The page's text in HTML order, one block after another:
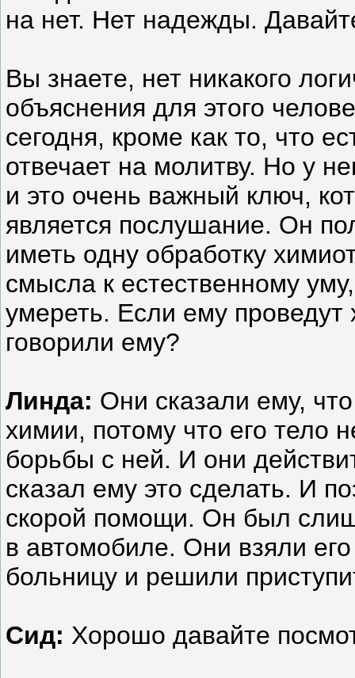
на нет. Нет надежды.
Вы знаете, нет никакого
объяснения для этого
сегодня, кроме как то, что
отвечает на молитву. Но у
и это очень важный ключ,
является послушание. Он
иметь одну обработку
смысла к естественному
умереть. Если ему
говорили ему?
Линда: Они сказали ему,
химии, потому что его тело
борьбы с ней. И они
сказал ему это сделать. И
скорой помощи. Он был
в автомобиле. Они взяли
больницу и решили
Сид: Хорошо давайте